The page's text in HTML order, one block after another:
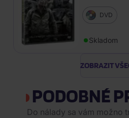
DVD
Skladom
ZOBRAZIT
PODOBNÉ
Do nálady sa vám možno